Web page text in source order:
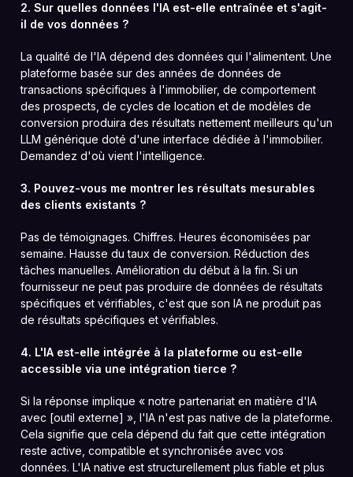
2. Sur quelles données l'IA est-elle entraînée et s'agit-
il de vos données ?
La qualité de l'IA dépend des données qui l'alimentent. Une
plateforme basée sur des années de données de
transactions spécifiques à l'immobilier, de comportement
des prospects, de cycles de location et de modèles de
conversion produira des résultats nettement meilleurs qu'un
LLM générique doté d'une interface dédiée à l'immobilier.
Demandez d'où vient l'intelligence.
3. Pouvez-vous me montrer les résultats mesurables
des clients existants ?
Pas de témoignages. Chiffres. Heures économisées par
semaine. Hausse du taux de conversion. Réduction des
tâches manuelles. Amélioration du début à la fin. Si un
fournisseur ne peut pas produire de données de résultats
spécifiques et vérifiables, c'est que son IA ne produit pas
de résultats spécifiques et vérifiables.
4. L'IA est-elle intégrée à la plateforme ou est-elle
accessible via une intégration tierce ?
Si la réponse implique « notre partenariat en matière d'IA
avec [outil externe] », l'IA n'est pas native de la plateforme.
Cela signifie que cela dépend du fait que cette intégration
reste active, compatible et synchronisée avec vos
données. L'IA native est structurellement plus fiable et plus